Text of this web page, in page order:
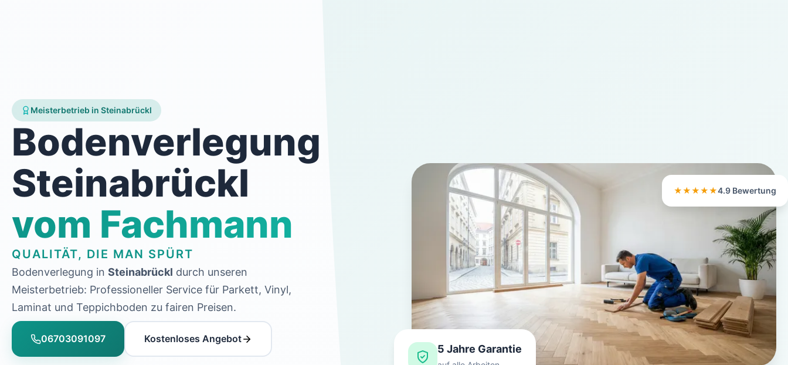
Meisterbetrieb in Steinabrückl
Bodenverlegung
Steinabrückl
vom Fachmann
QUALITÄT, DIE MAN SPÜRT
Bodenverlegung in Steinabrückl durch unseren
Meisterbetrieb: Professioneller Service für Parkett, Vinyl,
Laminat und Teppichboden zu fairen Preisen.
06703091097 Kostenloses Angebot
5 Jahre Garantie
★★★★★4.9 Bewertung